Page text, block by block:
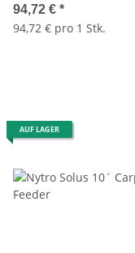
94,72 € *
94,72 € pro 1 Stk.
AUF LAGER